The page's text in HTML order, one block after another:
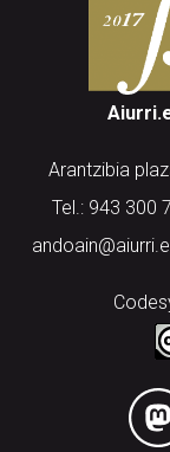
Arantzibia
Tel.: 943 300